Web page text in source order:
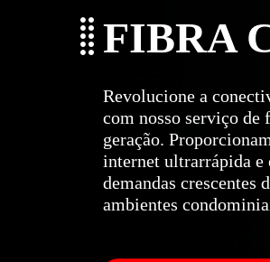
FIBRA
Revolucione a
com nosso serviço
geração.
internet ultrarrápida e
demandas crescentes
ambientes